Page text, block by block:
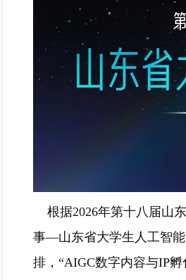
根据2026年第十八届山
事—山东省大学生人工智
排，“AIGC数字内容与IP